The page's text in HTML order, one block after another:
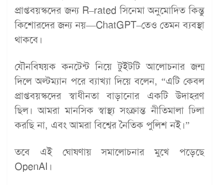
প্রাপ্তবয়স্কদের জন্য R–rated সিনেমা অনুমোদিত কিন্তু
কিশোরদের জন্য নয়—ChatGPT–তেও তেমন ব্যবস্থা
থাকবে।
যৌনবিষয়ক কনটেন্ট নিয়ে টুইটটি আলোচনার জন্ম
দিলে অল্টম্যান পরে ব্যাখ্যা দিয়ে বলেন, “এটি কেবল
প্রাপ্তবয়স্কদের স্বাধীনতা বাড়ানোর একটি উদাহরণ
ছিল। আমরা মানসিক স্বাস্থ্য সংক্রান্ত নীতিমালা ঢিলা
করছি না, এবং আমরা বিশ্বের নৈতিক পুলিশ নই।”
তবে এই ঘোষণায় সমালোচনার মুখে পড়েছে
OpenAI।